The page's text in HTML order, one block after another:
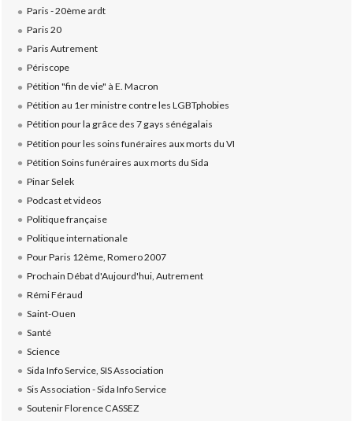
Paris - 20ème ardt
Paris 20
Paris Autrement
Périscope
Pétition "fin de vie" à E. Macron
Pétition au 1er ministre contre les LGBTphobies
Pétition pour la grâce des 7 gays sénégalais
Pétition pour les soins funéraires aux morts du VI
Pétition Soins funéraires aux morts du Sida
Pinar Selek
Podcast et videos
Politique française
Politique internationale
Pour Paris 12ème, Romero 2007
Prochain Débat d'Aujourd'hui, Autrement
Rémi Féraud
Saint-Ouen
Santé
Science
Sida Info Service, SIS Association
Sis Association - Sida Info Service
Soutenir Florence CASSEZ